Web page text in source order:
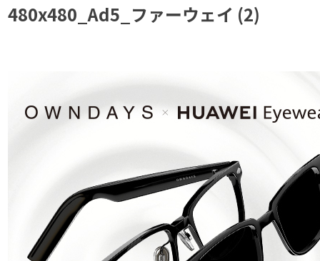
480x480_Ad5_ファーウェイ (2)